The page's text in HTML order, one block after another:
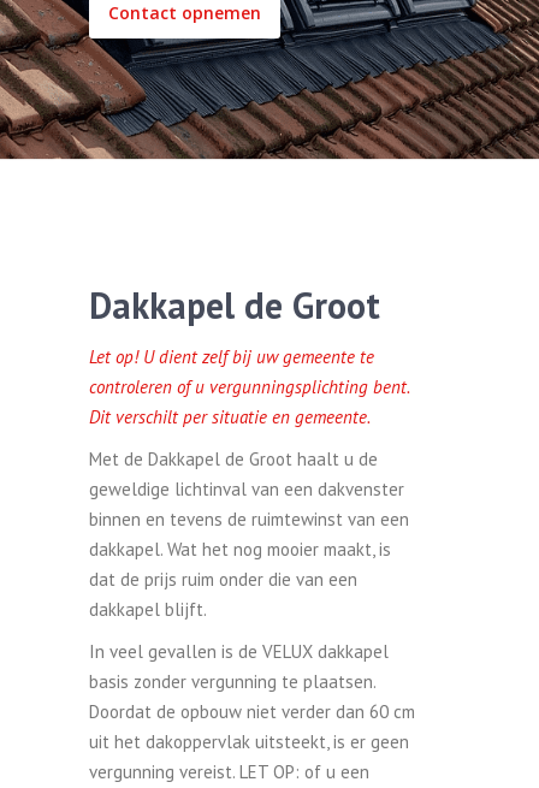
Contact opnemen
Dakkapel de Groot
Let op! U dient zelf bij uw gemeente te
controleren of u vergunningsplichting bent.
Dit verschilt per situatie en gemeente.
Met de Dakkapel de Groot haalt u de
geweldige lichtinval van een dakvenster
binnen en tevens de ruimtewinst van een
dakkapel. Wat het nog mooier maakt, is
dat de prijs ruim onder die van een
dakkapel blijft.
In veel gevallen is de VELUX dakkapel
basis zonder vergunning te plaatsen.
Doordat de opbouw niet verder dan 60 cm
uit het dakoppervlak uitsteekt, is er geen
vergunning vereist. LET OP: of u een